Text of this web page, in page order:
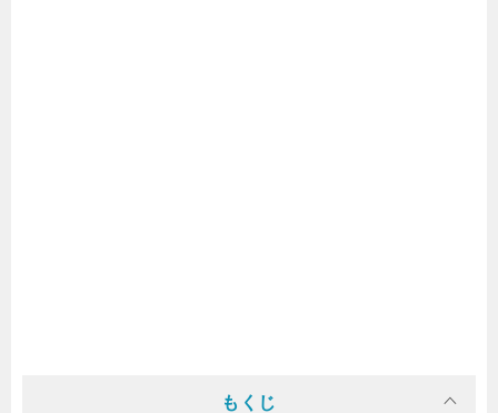
もくじ